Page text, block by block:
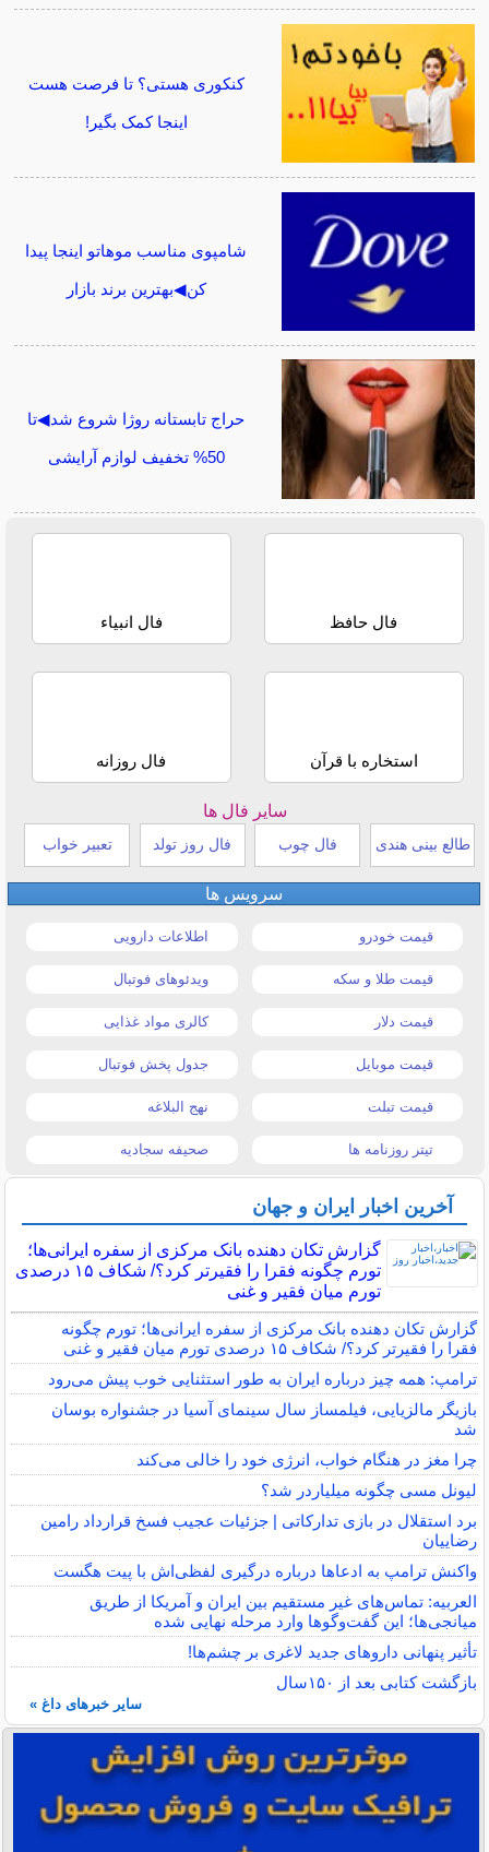
کنکوری هستی؟ تا فرصت هست
اینجا کمک بگیر!
شامپوی مناسب موهاتو اینجا پیدا
کن◀بهترین برند بازار
حراج تابستانه روژا شروع شد◀تا
50% تخفیف لوازم آرایشی
فال حافظ فال انبیاء
استخاره با قرآن فال روزانه
سایر فال ها
طالع بینی هندی فال چوب فال روز تولد تعبیر خواب
سرویس ها
قیمت خودرو اطلاعات دارویی
قیمت طلا و سکه ویدئوهای فوتبال
قیمت دلار کالری مواد غذایی
قیمت موبایل جدول پخش فوتبال
قیمت تبلت نهج البلاغه
تیتر روزنامه ها صحیفه سجادیه
آخرین اخبار ایران و جهان
گزارش تکان‌ دهنده بانک مرکزی از سفره ایرانی‌ها؛
تورم چگونه فقرا را فقیرتر کرد؟/ شکاف ۱۵ درصدی
تورم میان فقیر و غنی
گزارش تکان‌ دهنده بانک مرکزی از سفره ایرانی‌ها؛ تورم چگونه
فقرا را فقیرتر کرد؟/ شکاف ۱۵ درصدی تورم میان فقیر و غنی
ترامپ: همه چیز درباره ایران به طور استثنایی خوب پیش می‌رود
بازیگر مالزیایی، فیلمساز سال سینمای آسیا در جشنواره بوسان
شد
چرا مغز در هنگام خواب، انرژی خود را خالی می‌کند
لیونل مسی چگونه میلیاردر شد؟
برد استقلال در بازی تدارکاتی | جزئیات عجیب فسخ قرارداد رامین
رضاییان
واکنش ترامپ به ادعاها درباره درگیری لفظی‌اش با پیت هگست
العربیه: تماس‌های غیر مستقیم بین ایران و آمریکا از طریق
میانجی‌ها؛ این گفت‌و‌گو‌ها وارد مرحله نهایی شده
تأثیر پنهانی داروهای جدید لاغری بر چشم‌ها!
بازگشت کتابی بعد از ۱۵۰سال
سایر خبرهای داغ »